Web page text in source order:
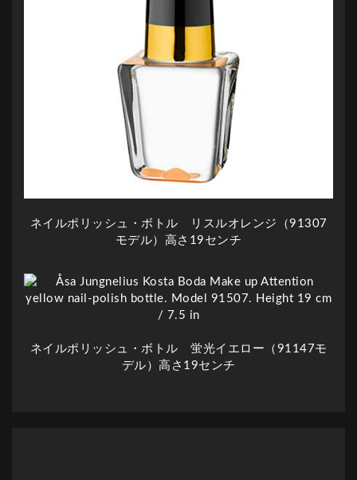
ネイルポリッシュ・ボトル リスルオレンジ（91307
モデル）高さ19センチ
ネイルポリッシュ・ボトル 蛍光イエロー（91147モ
デル）高さ19センチ